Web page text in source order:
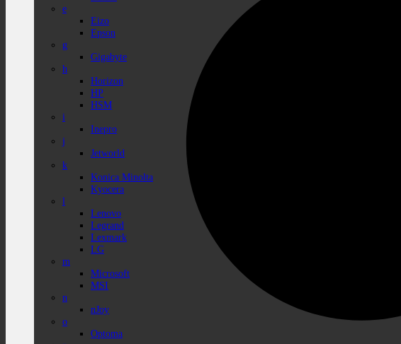
e
Eizo
Epson
g
Gigabyte
h
Horizon
HP
HSM
i
Inepro
j
Jetworld
k
Konica Minolta
Kyocera
l
Lenovo
Legrand
Lexmark
LG
m
Microsoft
MSI
n
nJoy
o
Optoma